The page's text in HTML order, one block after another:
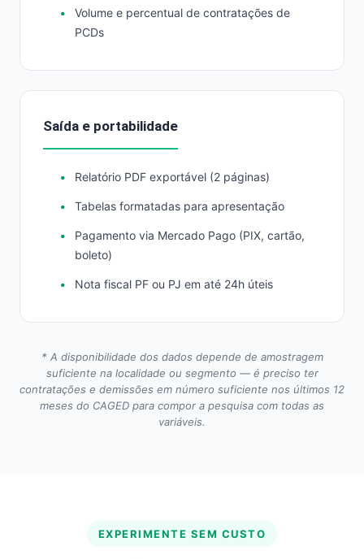
Volume e percentual de contratações de
PCDs
Saída e portabilidade
Relatório PDF exportável (2 páginas)
Tabelas formatadas para apresentação
Pagamento via Mercado Pago (PIX, cartão,
boleto)
Nota fiscal PF ou PJ em até 24h úteis
* A disponibilidade dos dados depende de amostragem
suficiente na localidade ou segmento — é preciso ter
contratações e demissões em número suficiente nos últimos 12
meses do CAGED para compor a pesquisa com todas as
variáveis.
EXPERIMENTE SEM CUSTO